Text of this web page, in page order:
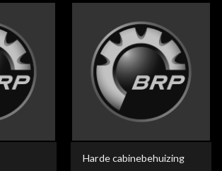
Harde cabinebehuizing